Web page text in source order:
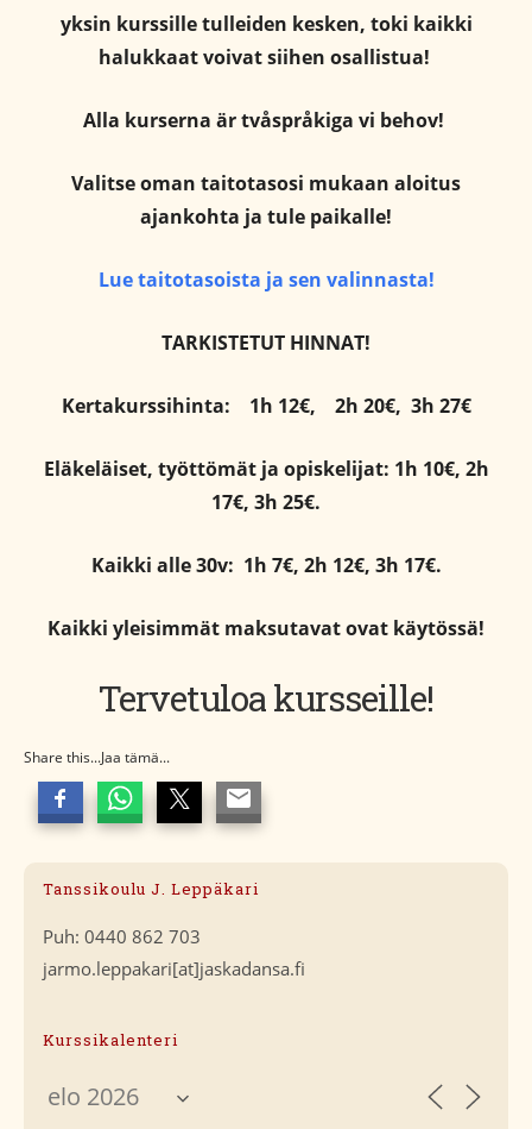
yksin kurssille tulleiden kesken, toki kaikki
halukkaat voivat siihen osallistua!
Alla kurserna är tvåspråkiga vi behov!
Valitse oman taitotasosi mukaan aloitus
ajankohta ja tule paikalle!
Lue taitotasoista ja sen valinnasta!
TARKISTETUT HINNAT!
Kertakurssihinta: 1h 12€, 2h 20€, 3h 27€
Eläkeläiset, työttömät ja opiskelijat: 1h 10€, 2h
17€, 3h 25€.
Kaikki alle 30v: 1h 7€, 2h 12€, 3h 17€.
Kaikki yleisimmät maksutavat ovat käytössä!
Tervetuloa kursseille!
Share this...Jaa tämä...
Tanssikoulu J. Leppäkari
Puh: 0440 862 703
jarmo.leppakari[at]jaskadansa.fi
Kurssikalenteri